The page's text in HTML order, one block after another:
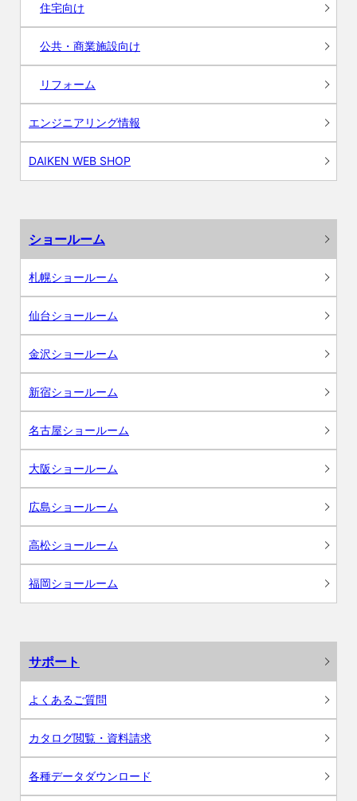
住宅向け
公共・商業施設向け
リフォーム
エンジニアリング情報
DAIKEN WEB SHOP
ショールーム
札幌ショールーム
仙台ショールーム
金沢ショールーム
新宿ショールーム
名古屋ショールーム
大阪ショールーム
広島ショールーム
高松ショールーム
福岡ショールーム
サポート
よくあるご質問
カタログ閲覧・資料請求
各種データダウンロード